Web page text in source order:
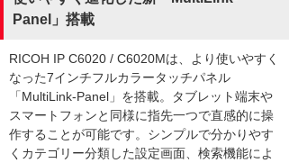
Panel」搭載
RICOH IP C6020 / C6020Mは、より使いやすく
なった7インチフルカラータッチパネル
「MultiLink-Panel」を搭載。タブレット端末や
スマートフォンと同様に指先一つで直感的に操
作することが可能です。シンプルで分かりやす
くカテゴリー分類した設定画面、検索機能によ